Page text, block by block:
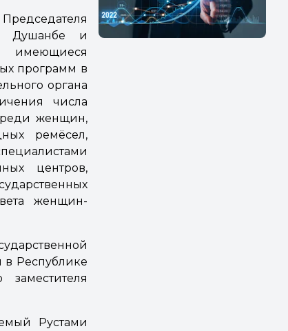
Душанбе и
имеющиеся
программ в
органа
числа
женщин,
ремёсел,
центров,
женщин-
Республике
Рустами